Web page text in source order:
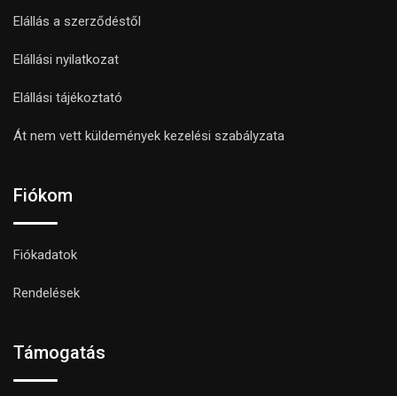
Elállás a szerződéstől
Elállási nyilatkozat
Elállási tájékoztató
Át nem vett küldemények kezelési szabályzata
Fiókom
Fiókadatok
Rendelések
Támogatás